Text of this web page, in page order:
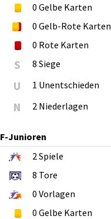
0 Gelbe Karten
0 Gelb-Rote Karten
0 Rote Karten
S 8 Siege
U 1 Unentschieden
N 2 Niederlagen
F-Junioren
2Spiele
8 Tore
0 Vorlagen
0 Gelbe Karten